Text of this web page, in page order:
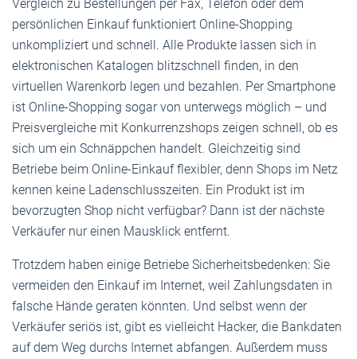
Vergleich zu Bestellungen per Fax, Telefon oder dem
persönlichen Einkauf funktioniert Online-Shopping
unkompliziert und schnell. Alle Produkte lassen sich in
elektronischen Katalogen blitzschnell finden, in den
virtuellen Warenkorb legen und bezahlen. Per Smartphone
ist Online-Shopping sogar von unterwegs möglich – und
Preisvergleiche mit Konkurrenzshops zeigen schnell, ob es
sich um ein Schnäppchen handelt. Gleichzeitig sind
Betriebe beim Online-Einkauf flexibler, denn Shops im Netz
kennen keine Ladenschlusszeiten. Ein Produkt ist im
bevorzugten Shop nicht verfügbar? Dann ist der nächste
Verkäufer nur einen Mausklick entfernt.
Trotzdem haben einige Betriebe Sicherheitsbedenken: Sie
vermeiden den Einkauf im Internet, weil Zahlungsdaten in
falsche Hände geraten könnten. Und selbst wenn der
Verkäufer seriös ist, gibt es vielleicht Hacker, die Bankdaten
auf dem Weg durchs Internet abfangen. Außerdem muss